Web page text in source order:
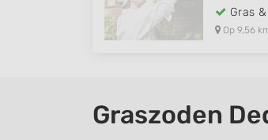
Gras
Op 9,56
Graszoden